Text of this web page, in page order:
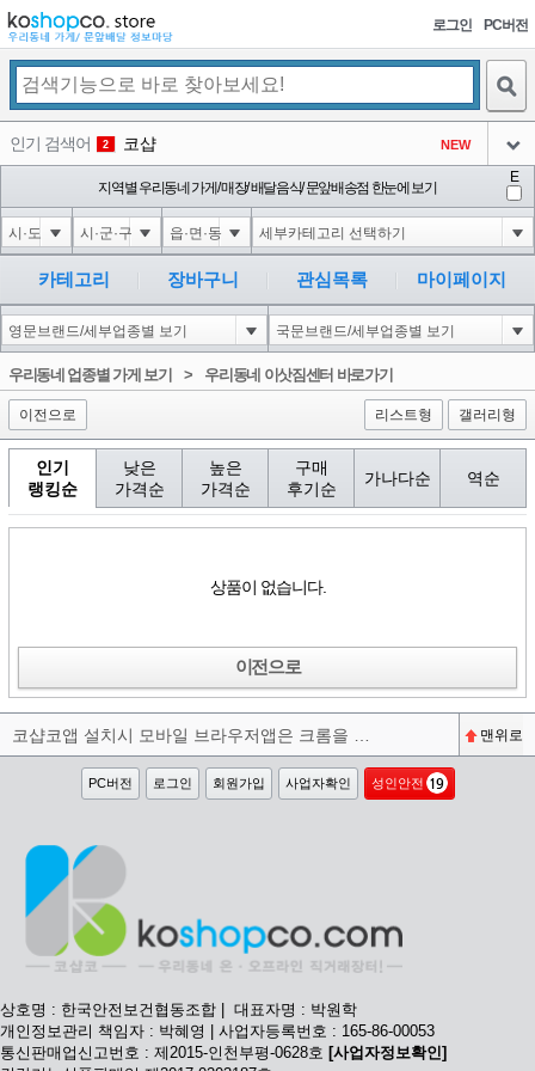
로그인 PC버전
인기 검색어 2 코샵 NEW
3 익스
아이콘
4 은계타운
아이콘
5 미끄럼방지
아이콘
NEW
6 대성설렁탕
아이콘
-16
1
지역별 우리동네 가게/ 매장/ 배달음식/ 문앞배송점 한눈에 보기
E
카테고리 장바구니 관심목록 마이페이지
우리동네 업종별 가게 보기 > 우리동네 이삿짐센터 바로가기
이전으로 리스트형 갤러리형
인기
랭킹순
낮은
가격순
높은
가격순
구매
후기순
가나다순 역순
상품이 없습니다.
이전으로
맨위로
PC버전 로그인 회원가입 사업자확인 성인안전
상호명 : 한국안전보건협동조합 | 대표자명 : 박원학
개인정보관리 책임자 : 박혜영 | 사업자등록번호 : 165-86-00053
통신판매업신고번호 : 제2015-인천부평-0628호 [사업자정보확인]